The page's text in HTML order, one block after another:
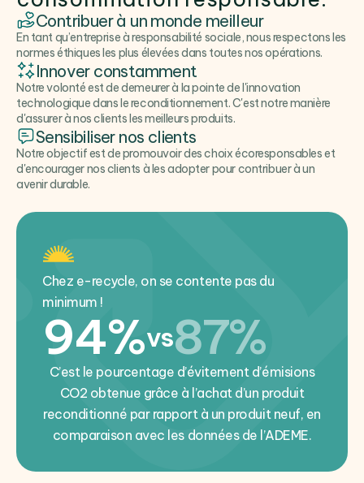
Contribuer à un monde meilleur
En tant qu’entreprise à responsabilité sociale, nous respectons les
normes éthiques les plus élevées dans toutes nos opérations.
Innover constamment
Notre volonté est de demeurer à la pointe de l'innovation
technologique dans le reconditionnement. C'est notre manière
d'assurer à nos clients les meilleurs produits.
Sensibiliser nos clients
Notre objectif est de promouvoir des choix écoresponsables et
d'encourager nos clients à les adopter pour contribuer à un
avenir durable.
Chez e-recycle, on se contente pas du
minimum !
94%vs87%
C’est le pourcentage d’évitement d’émisions
CO2 obtenue grâce à l’achat d’un produit
reconditionné par rapport à un produit neuf, en
comparaison avec les données de l’ADEME.